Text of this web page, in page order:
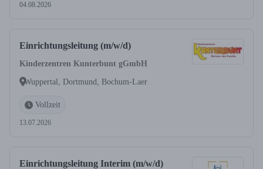
04.08.2026
Einrichtungsleitung (m/w/d)
Kinderzentren Kunterbunt gGmbH
Wuppertal, Dortmund, Bochum-Laer
Vollzeit
13.07.2026
Einrichtungsleitung Interim (m/w/d)